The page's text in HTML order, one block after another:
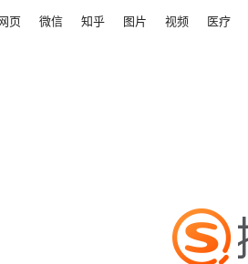
页 微信 知乎 图片 视频 医疗